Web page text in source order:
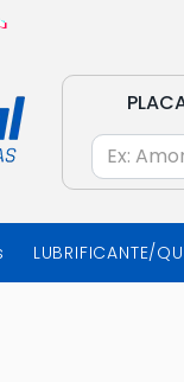
LUBRIFICANTE/